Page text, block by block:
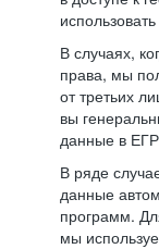
В случаях,
права, мы
от третьих
вы
данные в
В ряде
данные
программ.
мы